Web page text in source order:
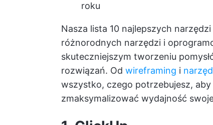
roku
Nasza lista 10 najlepszych
różnorodnych narzędzi i
skuteczniejszym tworzeniu
rozwiązań. Od wireframing i
wszystko, czego potrzebujesz,
zmaksymalizować wydajność